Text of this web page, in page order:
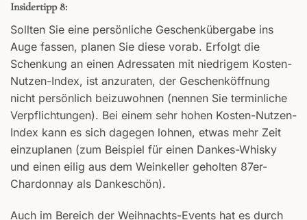
Insidertipp 8:
Sollten Sie eine persönliche Geschenkübergabe ins
Auge fassen, planen Sie diese vorab. Erfolgt die
Schenkung an einen Adressaten mit niedrigem Kosten-
Nutzen-Index, ist anzuraten, der Geschenköffnung
nicht persönlich beizuwohnen (nennen Sie terminliche
Verpflichtungen). Bei einem sehr hohen Kosten-Nutzen-
Index kann es sich dagegen lohnen, etwas mehr Zeit
einzuplanen (zum Beispiel für einen Dankes-Whisky
und einen eilig aus dem Weinkeller geholten 87er-
Chardonnay als Dankeschön).
Auch im Bereich der Weihnachts-Events hat es durch